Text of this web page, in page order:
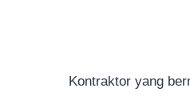
Kontraktor yang